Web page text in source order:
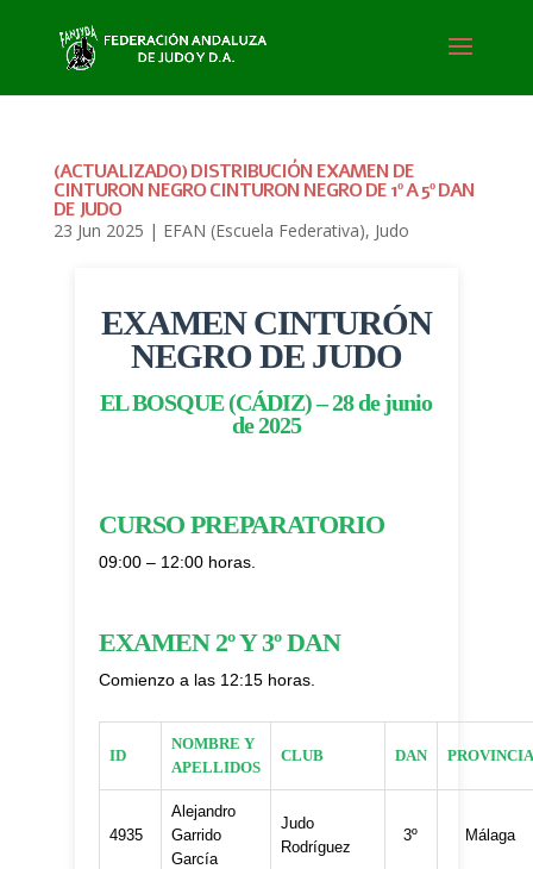
(ACTUALIZADO) DISTRIBUCIÓN EXAMEN DE
CINTURON NEGRO CINTURON NEGRO DE 1º A 5º DAN
DE JUDO
23 Jun 2025 | EFAN (Escuela Federativa), Judo
EXAMEN CINTURÓN
NEGRO DE JUDO
EL BOSQUE (CÁDIZ) – 28 de junio
de 2025
CURSO PREPARATORIO
09:00 – 12:00 horas.
EXAMEN 2º Y 3º DAN
Comienzo a las 12:15 horas.
ID
NOMBRE Y
APELLIDOS
CLUB DAN PROVINCIA
4935
Alejandro
Garrido
García
Judo
Rodríguez
3º Málaga